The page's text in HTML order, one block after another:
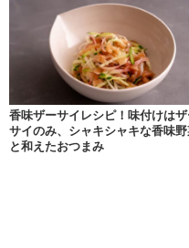
香味ザーサイレシピ！味付けは
サイのみ、シャキシャキな香味
と和えたおつまみ